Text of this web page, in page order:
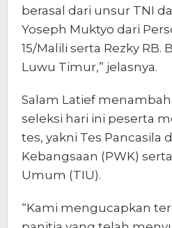
berasal dari unsur TNI
Yoseph Muktyo dari
15/Malili serta Rezky RB.
Luwu Timur,” jelasnya.
Salam Latief
seleksi hari ini peserta
tes, yakni Tes Pancasila
Kebangsaan (PWK)
Umum (TIU).
“Kami mengucapkan